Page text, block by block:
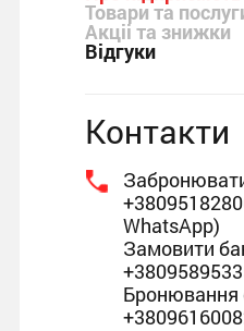
Товари та
Акціі та знижки
Відгуки
Контакти
WhatsApp)
Замовити
Бронювання